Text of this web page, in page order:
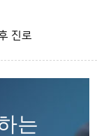
진로
는